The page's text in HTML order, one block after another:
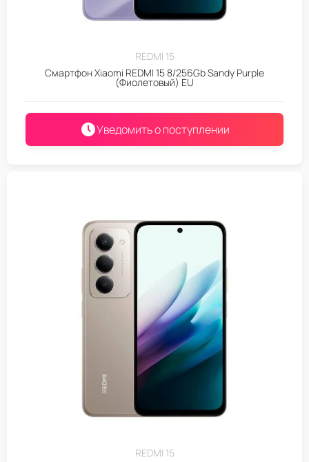
REDMI 15
Смартфон Xiaomi REDMI 15 8/256Gb Sandy Purple
(Фиолетовый) EU
Уведомить о поступлении
REDMI 15